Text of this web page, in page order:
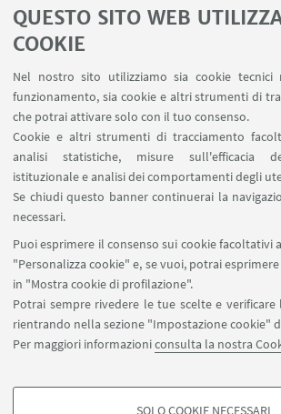
QUESTO SITO WEB
COOKIE
Nel nostro sito utilizziamo sia cookie tecnici
funzionamento, sia cookie e altri strumenti di
che potrai attivare solo con il tuo consenso.
Cookie e altri strumenti di tracciamento
analisi statistiche, misure sull'efficacia
istituzionale e analisi dei comportamenti degli
Se chiudi questo banner continuerai la
necessari.
Puoi esprimere il consenso sui cookie facoltativi
"Personalizza cookie" e, se vuoi, potrai
in "Mostra cookie di profilazione".
Potrai sempre rivedere le tue scelte e
rientrando nella sezione "Impostazione cookie"
Per maggiori informazioniconsulta la nostra
SOLO COOKIE NECESSARI
AlmaTourism
Development
SEGUI LA RIVISTA
AlmaTourism on Facebook
Via Angherà, 22 - 47921